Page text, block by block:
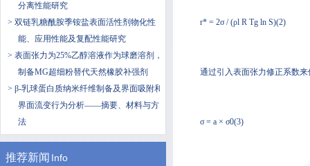
分离性能研究
> 双链乳糖酰胺季铵盐表面活性剂物化性
能、应用性能及复配性能研究
> 表面张力为25%乙醇溶液作为球磨溶剂，
制备MG超细粉替代天然橡胶补强剂
> β-乳球蛋白质纳米纤维制备及界面吸附和
界面流变行为分析——摘要、材料与方
法
推荐新闻 Info
r* = 2σ / (ρl R Tg ln S)(2)
通过引入表面张力修正系
σ = a × σ0(3)